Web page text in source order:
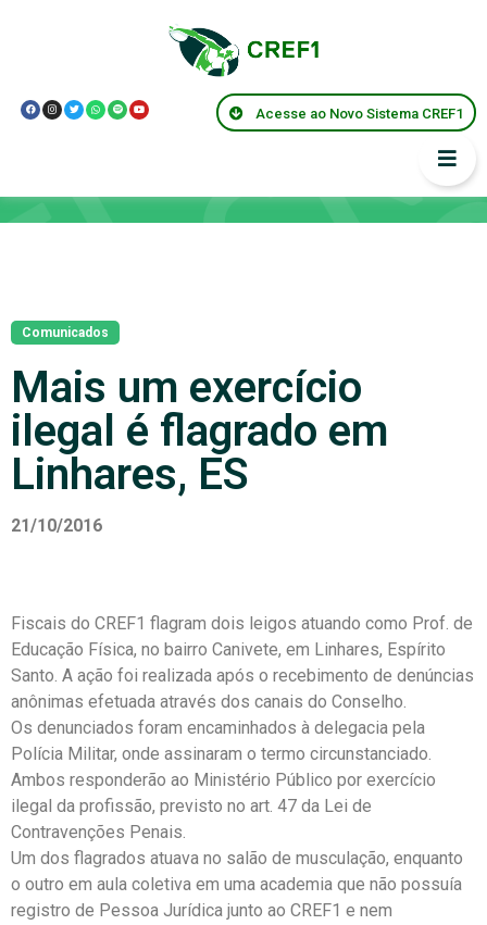
Acesse ao Novo Sistema CREF1
Comunicados
Mais um exercício
ilegal é flagrado em
Linhares, ES
21/10/2016
Fiscais do CREF1 flagram dois leigos atuando como Prof. de
Educação Física, no bairro Canivete, em Linhares, Espírito
Santo. A ação foi realizada após o recebimento de denúncias
anônimas efetuada através dos canais do Conselho.
Os denunciados foram encaminhados à delegacia pela
Polícia Militar, onde assinaram o termo circunstanciado.
Ambos responderão ao Ministério Público por exercício
ilegal da profissão, previsto no art. 47 da Lei de
Contravenções Penais.
Um dos flagrados atuava no salão de musculação, enquanto
o outro em aula coletiva em uma academia que não possuía
registro de Pessoa Jurídica junto ao CREF1 e nem